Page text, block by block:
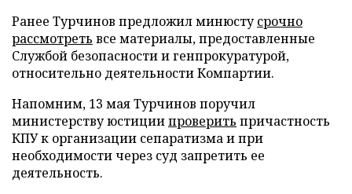
Ранее Турчинов предложил минюстусрочно
рассмотреть все материалы, предоставленные
Службой безопасности и генпрокуратурой,
относительно деятельности Компартии.
Напомним, 13 мая Турчинов поручил
министерству юстициипроверить причастность
КПУ к организации сепаратизма и при
необходимости через суд запретить ее
деятельность.